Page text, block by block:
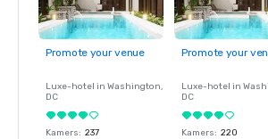
Promote your venue
Luxe-hotel in Washington,
DC
Kamers: 237
Promote your
Luxe-hotel in
DC
Kamers: 220